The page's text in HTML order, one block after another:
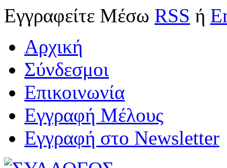
Εγγραφείτε Μέσω RSS ή
Αρχική
Σύνδεσμοι
Επικοινωνία
Εγγραφή Μέλους
Εγγραφή στο Newsletter